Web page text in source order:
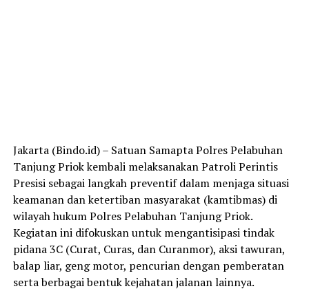
Jakarta (Bindo.id) – Satuan Samapta Polres Pelabuhan
Tanjung Priok kembali melaksanakan Patroli Perintis
Presisi sebagai langkah preventif dalam menjaga situasi
keamanan dan ketertiban masyarakat (kamtibmas) di
wilayah hukum Polres Pelabuhan Tanjung Priok.
Kegiatan ini difokuskan untuk mengantisipasi tindak
pidana 3C (Curat, Curas, dan Curanmor), aksi tawuran,
balap liar, geng motor, pencurian dengan pemberatan
serta berbagai bentuk kejahatan jalanan lainnya.